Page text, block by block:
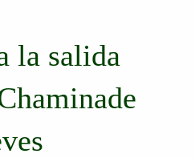
la salida